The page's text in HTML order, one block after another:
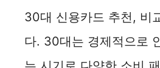
30대 신용카드 추천, 비
다. 30대는 경제적으로